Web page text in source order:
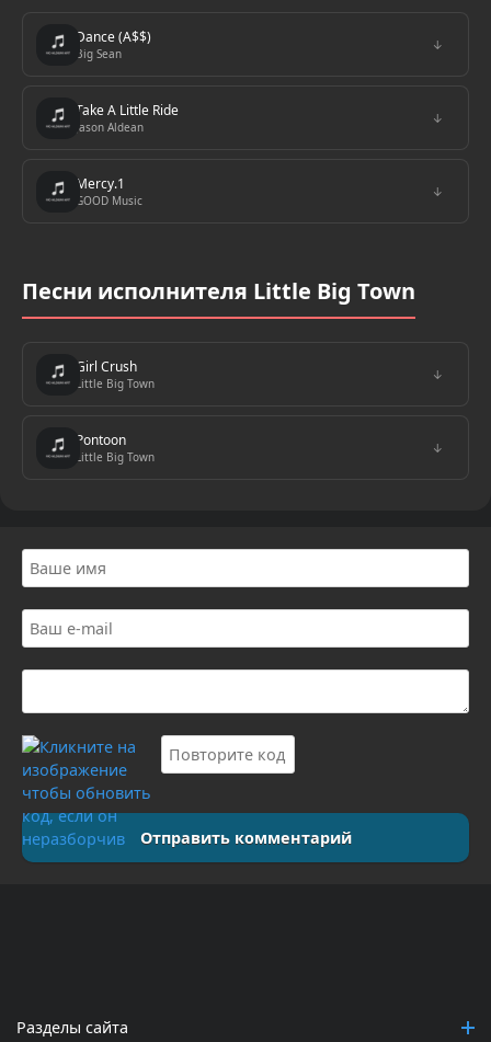
Dance (A$$)
Big Sean
↓
Take A Little Ride
Jason Aldean
↓
Mercy.1
GOOD Music
↓
Песни исполнителя Little Big Town
Girl Crush
Little Big Town
↓
Pontoon
Little Big Town
↓
Отправить комментарий
Разделы сайта